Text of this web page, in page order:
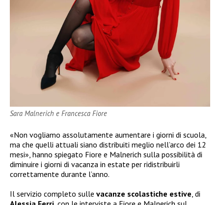
Sara Malnerich e Francesca Fiore
«Non vogliamo assolutamente aumentare i giorni di scuola,
ma che quelli attuali siano distribuiti meglio nell’arco dei 12
mesi», hanno spiegato Fiore e Malnerich sulla possibilità di
diminuire i giorni di vacanza in estate per ridistribuirli
correttamente durante l’anno.
Il servizio completo sulle vacanze scolastiche estive, di